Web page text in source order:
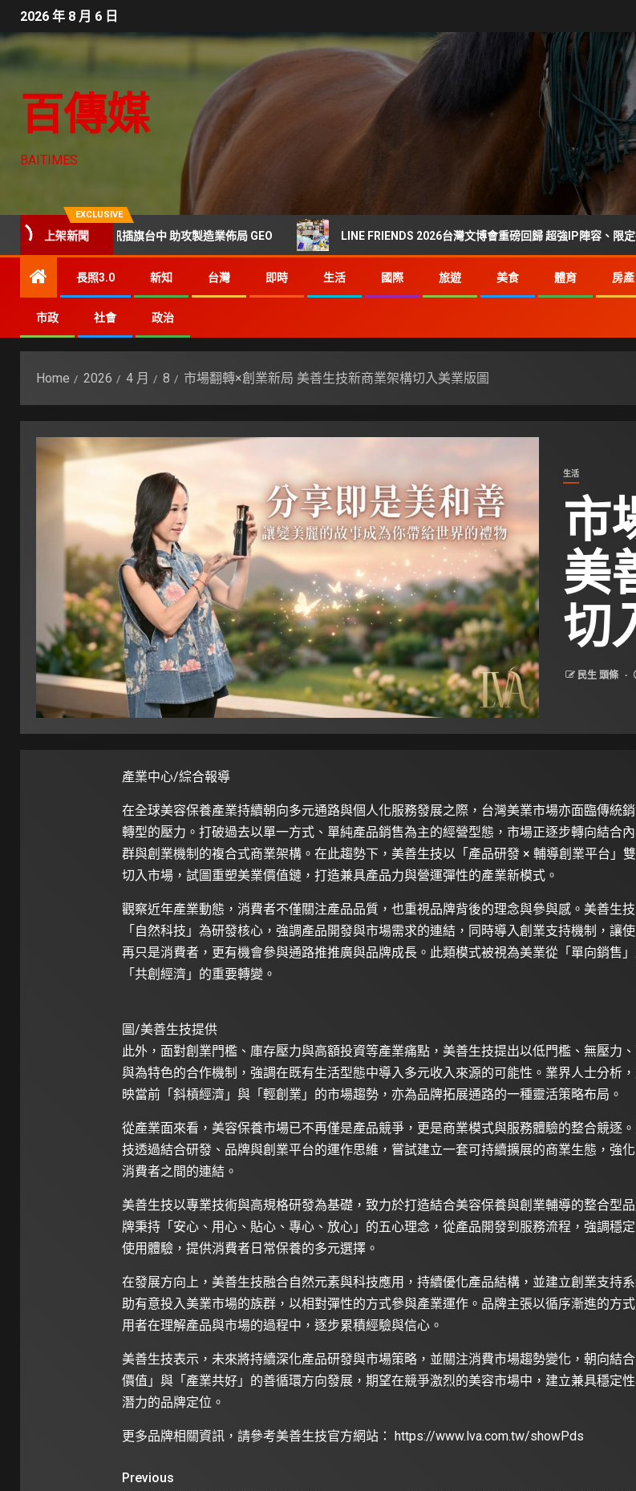
2026 年 8 月 6 日
百傳媒
BAITIMES
EXCLUSIVE
上架新聞
紅利 里德科訊插旗台中 助攻製造業佈局 GEO LINE FRIENDS 2026台灣文博會重磅回歸 超強IP陣容、限定拍貼與
長照3.0 新知 台灣 即時 生活 國際 旅遊 美食 體育 房產
市政 社會 政治
Home 2026 4 月 8 市場翻轉×創業新局 美善生技新商業架構切入美業版圖
生活
市
美
切
民生 頭條
產業中心/綜合報導
在全球美容保養產業持續朝向多元通路與個人化服務發展之際，台灣美業市場亦面臨傳統
轉型的壓力。打破過去以單一方式、單純產品銷售為主的經營型態，市場正逐步轉向結合
群與創業機制的複合式商業架構。在此趨勢下，美善生技以「產品研發 × 輔導創業平台」
切入市場，試圖重塑美業價值鏈，打造兼具產品力與營運彈性的產業新模式。
觀察近年產業動態，消費者不僅關注產品品質，也重視品牌背後的理念與參與感。美善生
「自然科技」為研發核心，強調產品開發與市場需求的連結，同時導入創業支持機制，讓
再只是消費者，更有機會參與通路推推廣與品牌成長。此類模式被視為美業從「單向銷售
「共創經濟」的重要轉變。
圖/美善生技提供
此外，面對創業門檻、庫存壓力與高額投資等產業痛點，美善生技提出以低門檻、無壓力
與為特色的合作機制，強調在既有生活型態中導入多元收入來源的可能性。業界人士分析
映當前「斜槓經濟」與「輕創業」的市場趨勢，亦為品牌拓展通路的一種靈活策略布局。
從產業面來看，美容保養市場已不再僅是產品競爭，更是商業模式與服務體驗的整合競逐
技透過結合研發、品牌與創業平台的運作思維，嘗試建立一套可持續擴展的商業生態，強
消費者之間的連結。
美善生技以專業技術與高規格研發為基礎，致力於打造結合美容保養與創業輔導的整合型
牌秉持「安心、用心、貼心、專心、放心」的五心理念，從產品開發到服務流程，強調穩
使用體驗，提供消費者日常保養的多元選擇。
在發展方向上，美善生技融合自然元素與科技應用，持續優化產品結構，並建立創業支持
助有意投入美業市場的族群，以相對彈性的方式參與產業運作。品牌主張以循序漸進的方
用者在理解產品與市場的過程中，逐步累積經驗與信心。
美善生技表示，未來將持續深化產品研發與市場策略，並關注消費市場趨勢變化，朝向結
價值」與「產業共好」的善循環方向發展，期望在競爭激烈的美容市場中，建立兼具穩定
潛力的品牌定位。
更多品牌相關資訊，請參考美善生技官方網站： https://www.lva.com.tw/showPds
Previous